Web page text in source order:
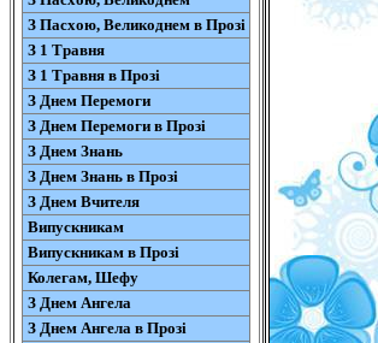
З Пасхою, Великоднем в Прозі
З 1 Травня
З 1 Травня в Прозі
З Днем Перемоги
З Днем Перемоги в Прозі
З Днем Знань
З Днем Знань в Прозі
З Днем Вчителя
Випускникам
Випускникам в Прозі
Колегам, Шефу
З Днем Ангела
З Днем Ангела в Прозі